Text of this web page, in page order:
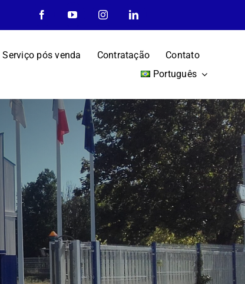
Serviço pós venda Contratação
Contato
Português